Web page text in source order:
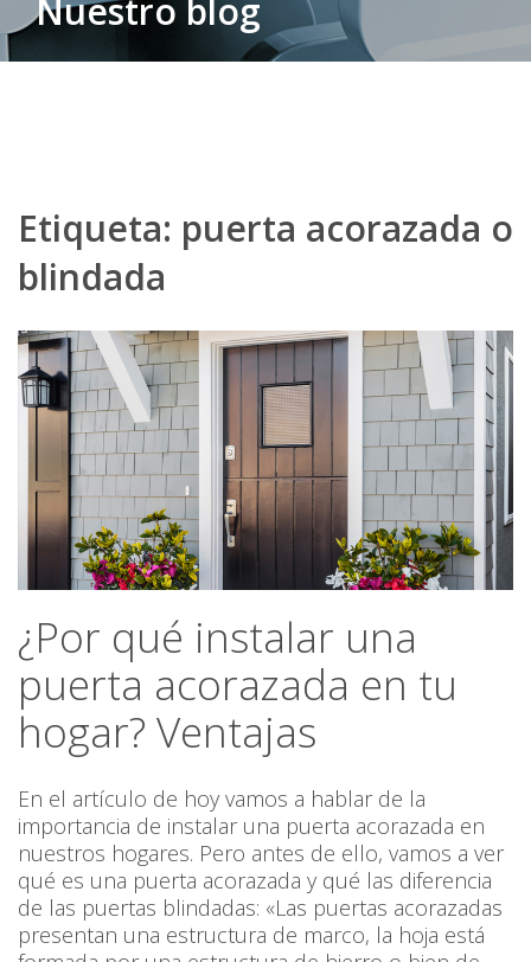
Nuestro blog
Etiqueta: puerta acorazada o
blindada
¿Por qué instalar una
puerta acorazada en tu
hogar? Ventajas
En el artículo de hoy vamos a hablar de la
importancia de instalar una puerta acorazada en
nuestros hogares. Pero antes de ello, vamos a ver
qué es una puerta acorazada y qué las diferencia
de las puertas blindadas: «Las puertas acorazadas
presentan una estructura de marco, la hoja está